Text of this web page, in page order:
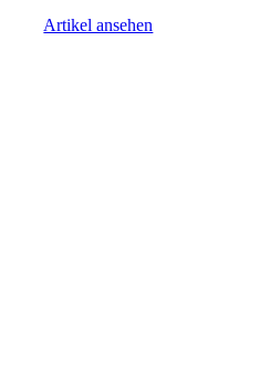
Artikel ansehen